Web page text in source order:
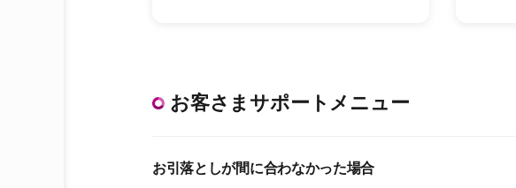
お客さまサポートメニュー
お引落としが間に合わなかった場合